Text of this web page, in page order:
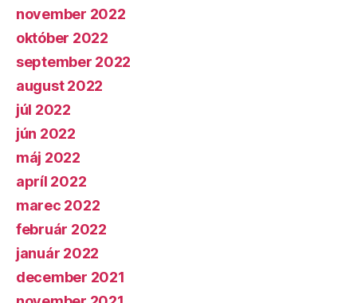
november 2022
október 2022
september 2022
august 2022
júl 2022
jún 2022
máj 2022
apríl 2022
marec 2022
február 2022
január 2022
december 2021